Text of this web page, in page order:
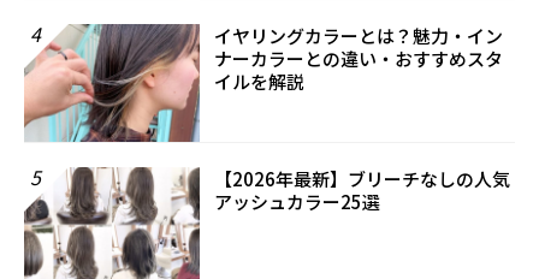
4
イヤリングカラーとは？魅力・イン
ナーカラーとの違い・おすすめスタ
イルを解説
5
【2026年最新】ブリーチなしの人気
アッシュカラー25選